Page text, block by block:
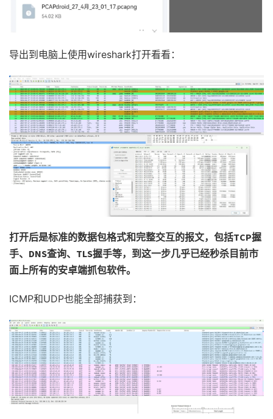
导出到电脑上使用wireshark打开看看：
打开后是标准的数据包格式和完整交互的报文，包括TCP握
手、DNS查询、TLS握手等，到这一步几乎已经秒杀目前市
面上所有的安卓端抓包软件。
ICMP和UDP也能全部捕获到：